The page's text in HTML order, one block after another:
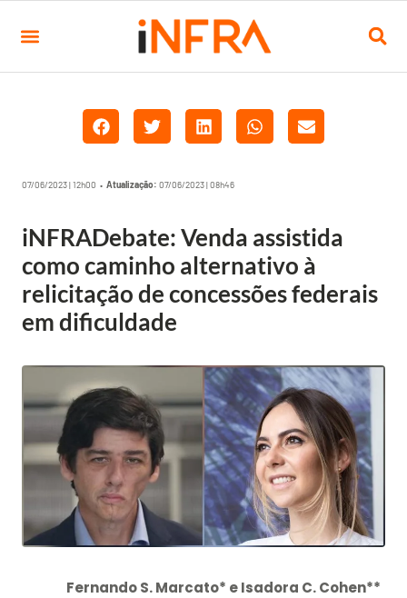
07/06/2023 | 12h00 • Atualização: 07/06/2023 | 08h46
iNFRADebate: Venda assistida
como caminho alternativo à
relicitação de concessões federais
em dificuldade
Fernando S. Marcato* e Isadora C. Cohen**